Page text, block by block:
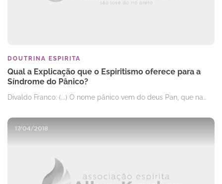
DOUTRINA ESPIRITA
Qual a Explicação que o Espiritismo oferece para a
Síndrome do Pânico?
Divaldo Franco: (...) O nome pânico vem do deus Pan, que na…
17/04/2018